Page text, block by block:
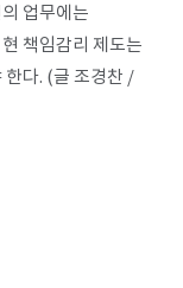
업무에는
책임감리 제도는
한다. (글 조경찬 /